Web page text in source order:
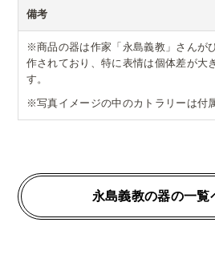
備考
※商品の器は作家「永島義教」さんが
作されており、特に表情は個体差が大
す。
※写真イメージの中のカトラリーは付
永島義教の器の一覧